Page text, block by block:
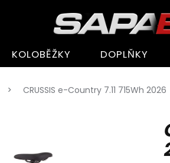
KOLOBĚŽKY DOPLŇKY
CRUSSIS e-Country 7.11 715Wh 2026